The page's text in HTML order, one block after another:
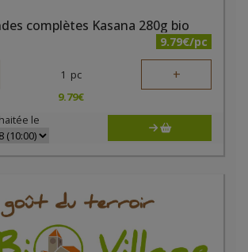
complètes Kasana 280g bio
9.79€/pc
1 pc +
9.79€
le